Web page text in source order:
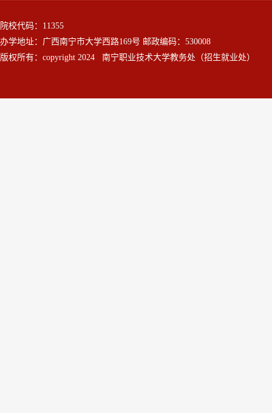
院校代码：11355
办学地址：广西南宁市大学西路169号 邮政编码：530008
版权所有：copyright 2024 南宁职业技术大学教务处（招生就业处）